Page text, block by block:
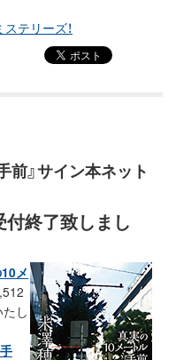
テリーズ！
前』サイン本ネット
付終了致しまし
10メ
たし